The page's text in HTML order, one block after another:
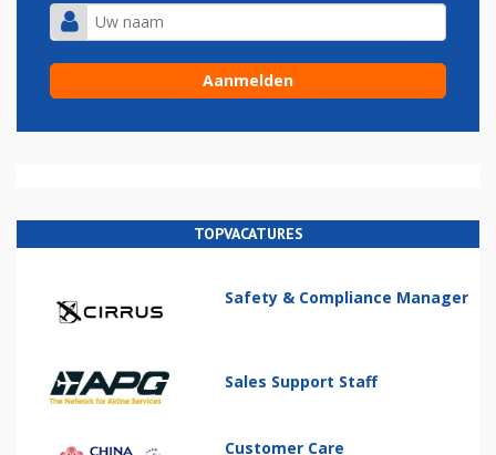
TOPVACATURES
Safety & Compliance Manager
Sales Support Staff
Customer Care